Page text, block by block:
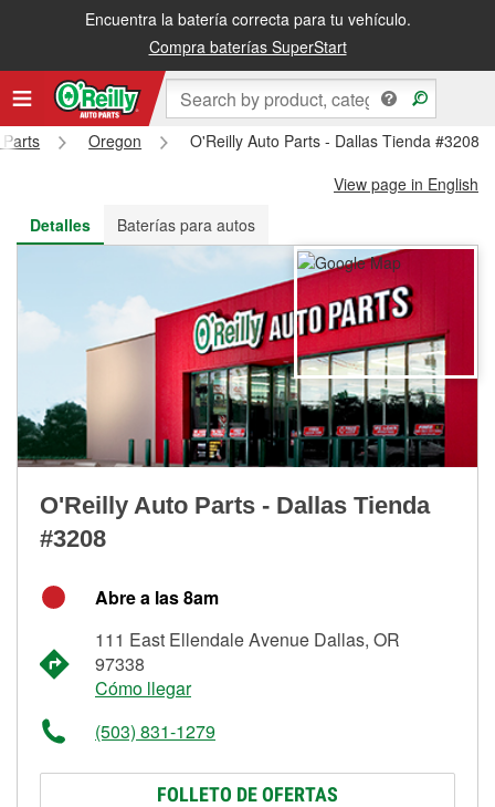
Encuentra la batería correcta para tu vehículo.
Compra baterías SuperStart
Recibe tu orden gratis al día siguiente o recógela en la tienda
Oregon
O'Reilly Auto Parts - Dallas Tienda #3208
View page in English
Detalles
Baterías para autos
O'Reilly Auto Parts - Dallas Tienda
#3208
Abre a las 8am
111 East Ellendale Avenue Dallas, OR
97338
Cómo llegar
(503) 831-1279
FOLLETO DE OFERTAS